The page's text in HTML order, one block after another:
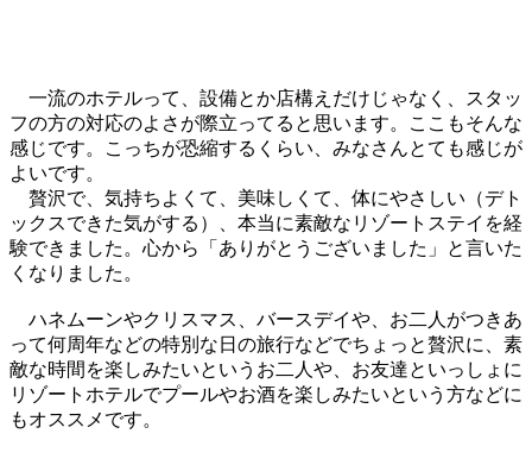
一流のホテルって、設備とか店構えだけじゃなく、スタッ
フの方の対応のよさが際立ってると思います。ここもそんな
感じです。こっちが恐縮するくらい、みなさんとても感じが
よいです。
贅沢で、気持ちよくて、美味しくて、体にやさしい（デト
ックスできた気がする）、本当に素敵なリゾートステイを経
験できました。心から「ありがとうございました」と言いた
くなりました。
ハネムーンやクリスマス、バースデイや、お二人がつきあ
って何周年などの特別な日の旅行などでちょっと贅沢に、素
敵な時間を楽しみたいというお二人や、お友達といっしょに
リゾートホテルでプールやお酒を楽しみたいという方などに
もオススメです。